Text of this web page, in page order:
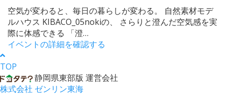
空気が変わると、毎日の暮らしが変わる。 自然素材モデ
ルハウス KIBACO_05nokiの、 さらりと澄んだ空気感を実
際に体感できる 「澄…
イベントの詳細を確認する
TOP
静岡県東部版 運営会社
株式会社 ゼンリン東海